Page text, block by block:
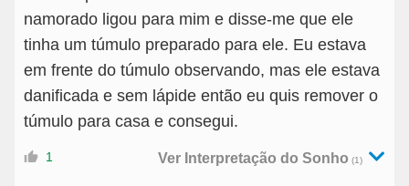
namorado ligou para mim e disse-me que ele
tinha um túmulo preparado para ele. Eu estava
em frente do túmulo observando, mas ele estava
danificada e sem lápide então eu quis remover o
túmulo para casa e consegui.
1 Ver Interpretação do Sonho (1)